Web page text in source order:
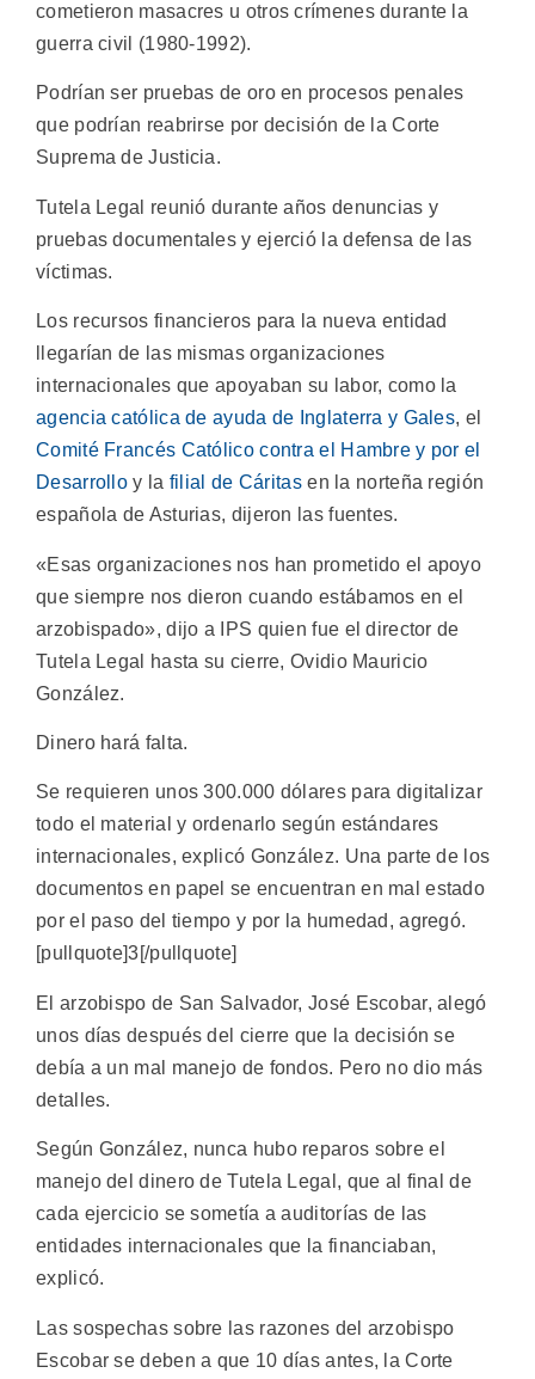
cometieron masacres u otros crímenes durante la
guerra civil (1980-1992).
Podrían ser pruebas de oro en procesos penales
que podrían reabrirse por decisión de la Corte
Suprema de Justicia.
Tutela Legal reunió durante años denuncias y
pruebas documentales y ejerció la defensa de las
víctimas.
Los recursos financieros para la nueva entidad
llegarían de las mismas organizaciones
internacionales que apoyaban su labor, como la
agencia católica de ayuda de Inglaterra y Gales, el
Comité Francés Católico contra el Hambre y por el
Desarrollo y la filial de Cáritasen la norteña región
española de Asturias, dijeron las fuentes.
«Esas organizaciones nos han prometido el apoyo
que siempre nos dieron cuando estábamos en el
arzobispado», dijo a IPS quien fue el director de
Tutela Legal hasta su cierre, Ovidio Mauricio
González.
Dinero hará falta.
Se requieren unos 300.000 dólares para digitalizar
todo el material y ordenarlo según estándares
internacionales, explicó González. Una parte de los
documentos en papel se encuentran en mal estado
por el paso del tiempo y por la humedad, agregó.
[pullquote]3[/pullquote]
El arzobispo de San Salvador, José Escobar, alegó
unos días después del cierre que la decisión se
debía a un mal manejo de fondos. Pero no dio más
detalles.
Según González, nunca hubo reparos sobre el
manejo del dinero de Tutela Legal, que al final de
cada ejercicio se sometía a auditorías de las
entidades internacionales que la financiaban,
explicó.
Las sospechas sobre las razones del arzobispo
Escobar se deben a que 10 días antes, la Corte